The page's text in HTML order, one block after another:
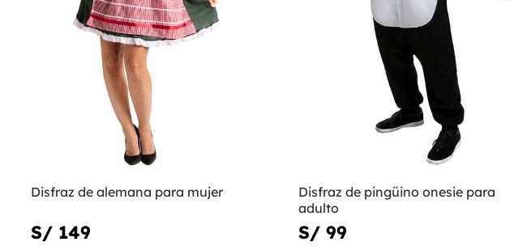
Disfraz de alemana para mujer
S/ 149
Disfraz de pingüino onesie para
adulto
S/ 99